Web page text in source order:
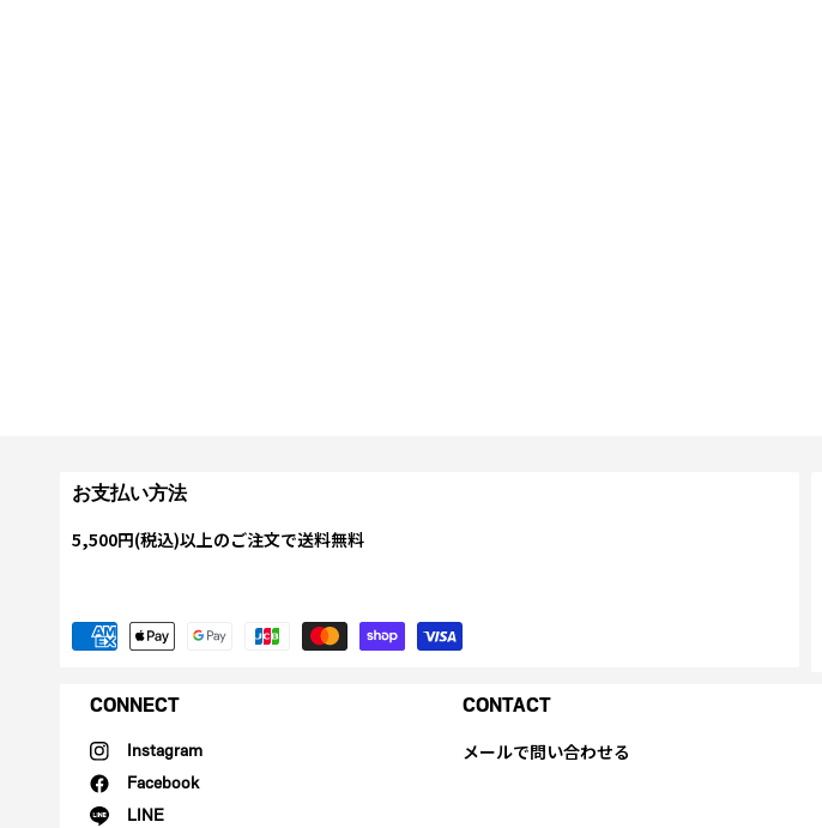
お支払い方法
5,500円(税込)以上のご注文で送料無料
CONNECT
Instagram
Facebook
LINE
CONTACT
メールで問い合わせる